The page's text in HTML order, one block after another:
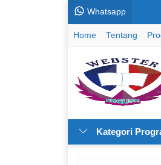
Whatsapp
Home Tentang
Kategori